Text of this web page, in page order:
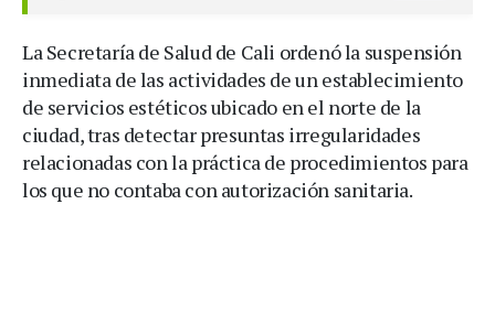
La Secretaría de Salud de Cali ordenó la suspensión
inmediata de las actividades de un establecimiento
de servicios estéticos ubicado en el norte de la
ciudad, tras detectar presuntas irregularidades
relacionadas con la práctica de procedimientos para
los que no contaba con autorización sanitaria.